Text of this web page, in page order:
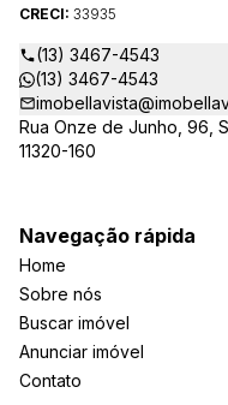
salas comerciais e outros
CRECI: 33935
(13) 3467-4543
(13) 3467-4543
Rua Onze de Junho, 96,
11320-160
Navegação rápida
Home
Sobre nós
Buscar imóvel
Anunciar imóvel
Contato